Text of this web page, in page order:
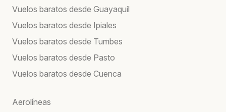
Vuelos baratos desde Guayaquil
Vuelos baratos desde Ipiales
Vuelos baratos desde Tumbes
Vuelos baratos desde Pasto
Vuelos baratos desde Cuenca
Aerolíneas